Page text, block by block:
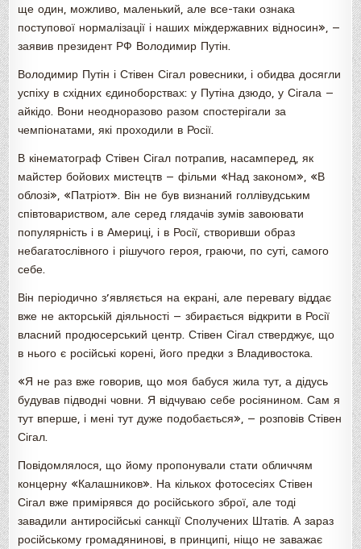
ще один, можливо, маленький, але все-таки ознака
поступової нормалізації і наших міждержавних відносин», —
заявив президент РФ Володимир Путін.
Володимир Путін і Стівен Сігал ровесники, і обидва досягли
успіху в східних єдиноборствах: у Путіна дзюдо, у Сігала —
айкідо. Вони неодноразово разом спостерігали за
чемпіонатами, які проходили в Росії.
В кінематограф Стівен Сігал потрапив, насамперед, як
майстер бойових мистецтв — фільми «Над законом», «В
облозі», «Патріот». Він не був визнаний голлівудським
співтовариством, але серед глядачів зумів завоювати
популярність і в Америці, і в Росії, створивши образ
небагатослівного і рішучого героя, граючи, по суті, самого
себе.
Він періодично з’являється на екрані, але перевагу віддає
вже не акторській діяльності — збирається відкрити в Росії
власний продюсерський центр. Стівен Сігал стверджує, що
в нього є російські корені, його предки з Владивостока.
«Я не раз вже говорив, що моя бабуся жила тут, а дідусь
будував підводні човни. Я відчуваю себе росіянином. Сам я
тут вперше, і мені тут дуже подобається», — розповів Стівен
Сігал.
Повідомлялося, що йому пропонували стати обличчям
концерну «Калашников». На кількох фотосесіях Стівен
Сігал вже примірявся до російського зброї, але тоді
завадили антиросійські санкції Сполучених Штатів. А зараз
російському громадянинові, в принципі, ніщо не заважає